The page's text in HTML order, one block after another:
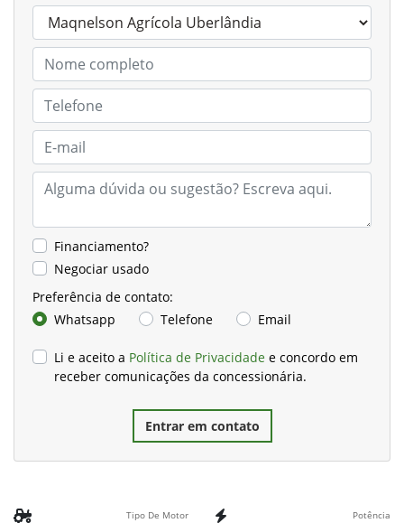
Financiamento?
Negociar usado
Preferência de contato:
Whatsapp
Telefone Email
Li e aceito a Política de Privacidade e concordo em
receber comunicações da concessionária.
Entrar em contato
Tipo De Motor Potência